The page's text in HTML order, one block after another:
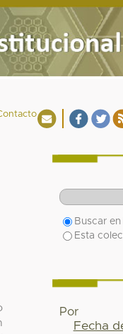
Buscar en
Esta
Por
Fecha